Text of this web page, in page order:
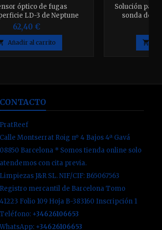
óptico de fugas
LD-3 de Neptune
una mejora significativa
a su homólogo analógico
62,40 €
Añadir al carrito
Solución para
sonda de

CONTACTO
PratReef
Calle Montserrat Roig nº 4 Bajos 4ª Gavá
08850 Barcelona * Somos tienda online solo
atendemos con cita previa.
Limpiezas J&R SL. NIF/CIF: B65067563
Registro mercantil de Barcelona Tomo
41223 Folio 109 Hoja B-383160 Inscripción 1
Teléfono: +34626106653
WhatsApp: +34626106653